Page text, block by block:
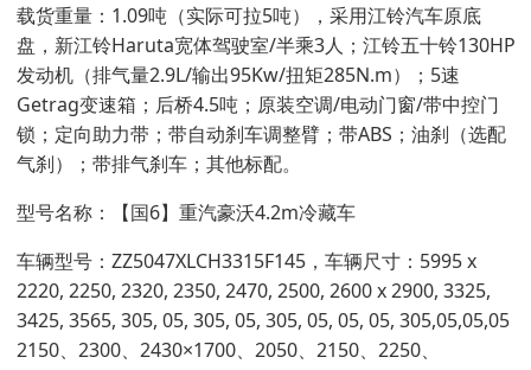
载货重量：1.09吨（实际可拉5吨），采用江铃汽车原底
盘，新江铃Haruta宽体驾驶室/半乘3人；江铃五十铃130HP
发动机（排气量2.9L/输出95Kw/扭矩285N.m）；5速
Getrag变速箱；后桥4.5吨；原装空调/电动门窗/带中控门
锁；定向助力带；带自动刹车调整臂；带ABS；油刹（选配
气刹）；带排气刹车；其他标配。
型号名称：【国6】重汽豪沃4.2m冷藏车
车辆型号：ZZ5047XLCH3315F145，车辆尺寸：5995 x
2220, 2250, 2320, 2350, 2470, 2500, 2600 x 2900, 3325,
3425, 3565, 305, 05, 305, 05, 305, 05, 05, 05, 305,05,05,05
2150、2300、2430×1700、2050、2150、2250、